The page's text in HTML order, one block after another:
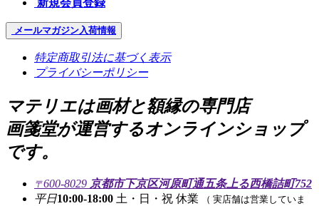
メールマガジン入荷情報
特定商取引法に基づく表示
プライバシーポリシー
マテリエは画材と額縁の専門店
画箋堂が運営するオンラインショップ
です。
〒600-8029 京都市下京区河原町通五条上る西橋詰町752
平日10:00-18:00 土・日・祝 休業 （ 実店舗は営業していま